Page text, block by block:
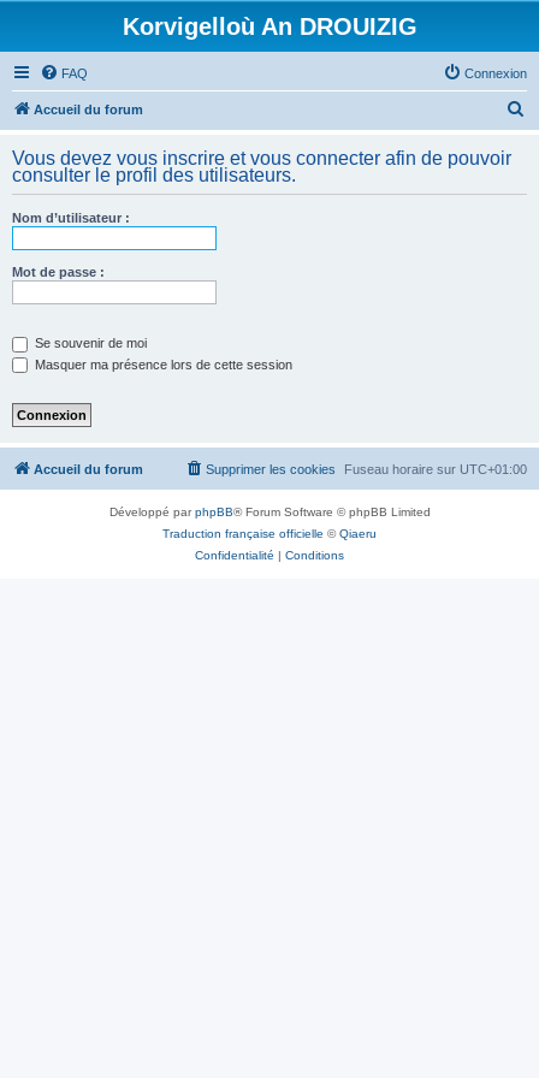
Korvigelloù An DROUIZIG
FAQ Connexion
Accueil du forum
h
Vous devez vous inscrire et vous connecter afin de pouvoir
consulter le profil des utilisateurs.
Nom d’utilisateur :
Mot de passe :
Se souvenir de moi
Masquer ma présence lors de cette session
Accueil du forum Fuseau horaire sur UTC+01:00
Supprimer les cookies
Développé parphpBB® Forum Software © phpBB Limited
Traduction française officielle ©Qiaeru
Confidentialité | Conditions